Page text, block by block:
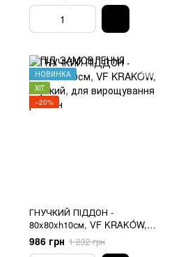
НОВИНКА
ХІТ
−20%
ГНУЧКИЙ ПІДДОН -
80x80xh10см, VF KRAKÓW,
гнучкий, для вирощування
рослин
986 грн 1 232 грн